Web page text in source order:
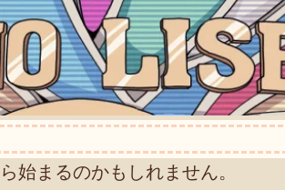
始まるのかもしれません。